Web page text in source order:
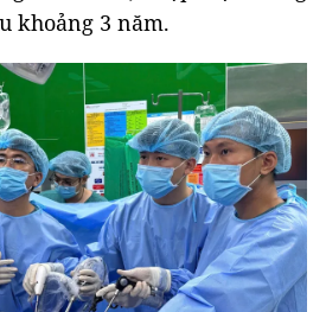
khoảng 3 năm.